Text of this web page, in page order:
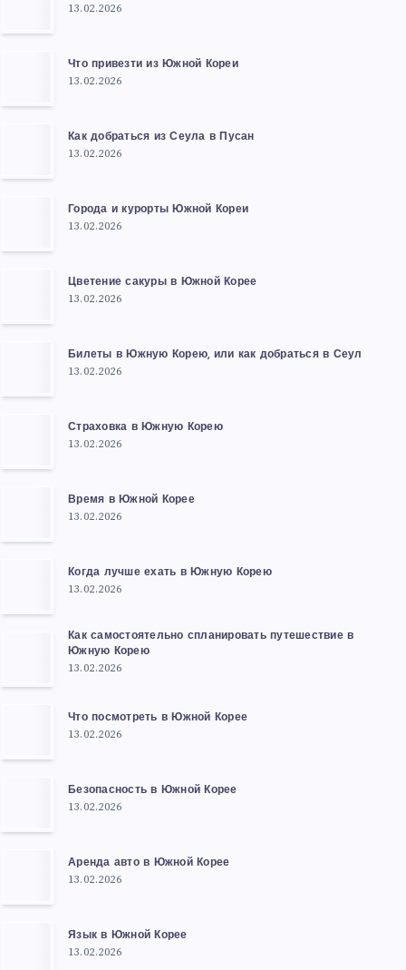
13.02.2026
Что привезти из Южной Кореи
13.02.2026
Как добраться из Сеула в Пусан
13.02.2026
Города и курорты Южной Кореи
13.02.2026
Цветение сакуры в Южной Корее
13.02.2026
Билеты в Южную Корею, или как добраться в Сеул
13.02.2026
Страховка в Южную Корею
13.02.2026
Время в Южной Корее
13.02.2026
Когда лучше ехать в Южную Корею
13.02.2026
Как самостоятельно спланировать путешествие в
Южную Корею
13.02.2026
Что посмотреть в Южной Корее
13.02.2026
Безопасность в Южной Корее
13.02.2026
Аренда авто в Южной Корее
13.02.2026
Язык в Южной Корее
13.02.2026